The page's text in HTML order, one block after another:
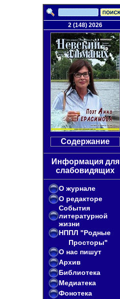
2 (148) 2026
Содержание
Информация для
слабовидящих
О журнале
О редакторе
События
литературной
жизни
НППЛ "Родные
Просторы"
О нас пишут
Архив
Библиотека
Медиатека
Фонотека